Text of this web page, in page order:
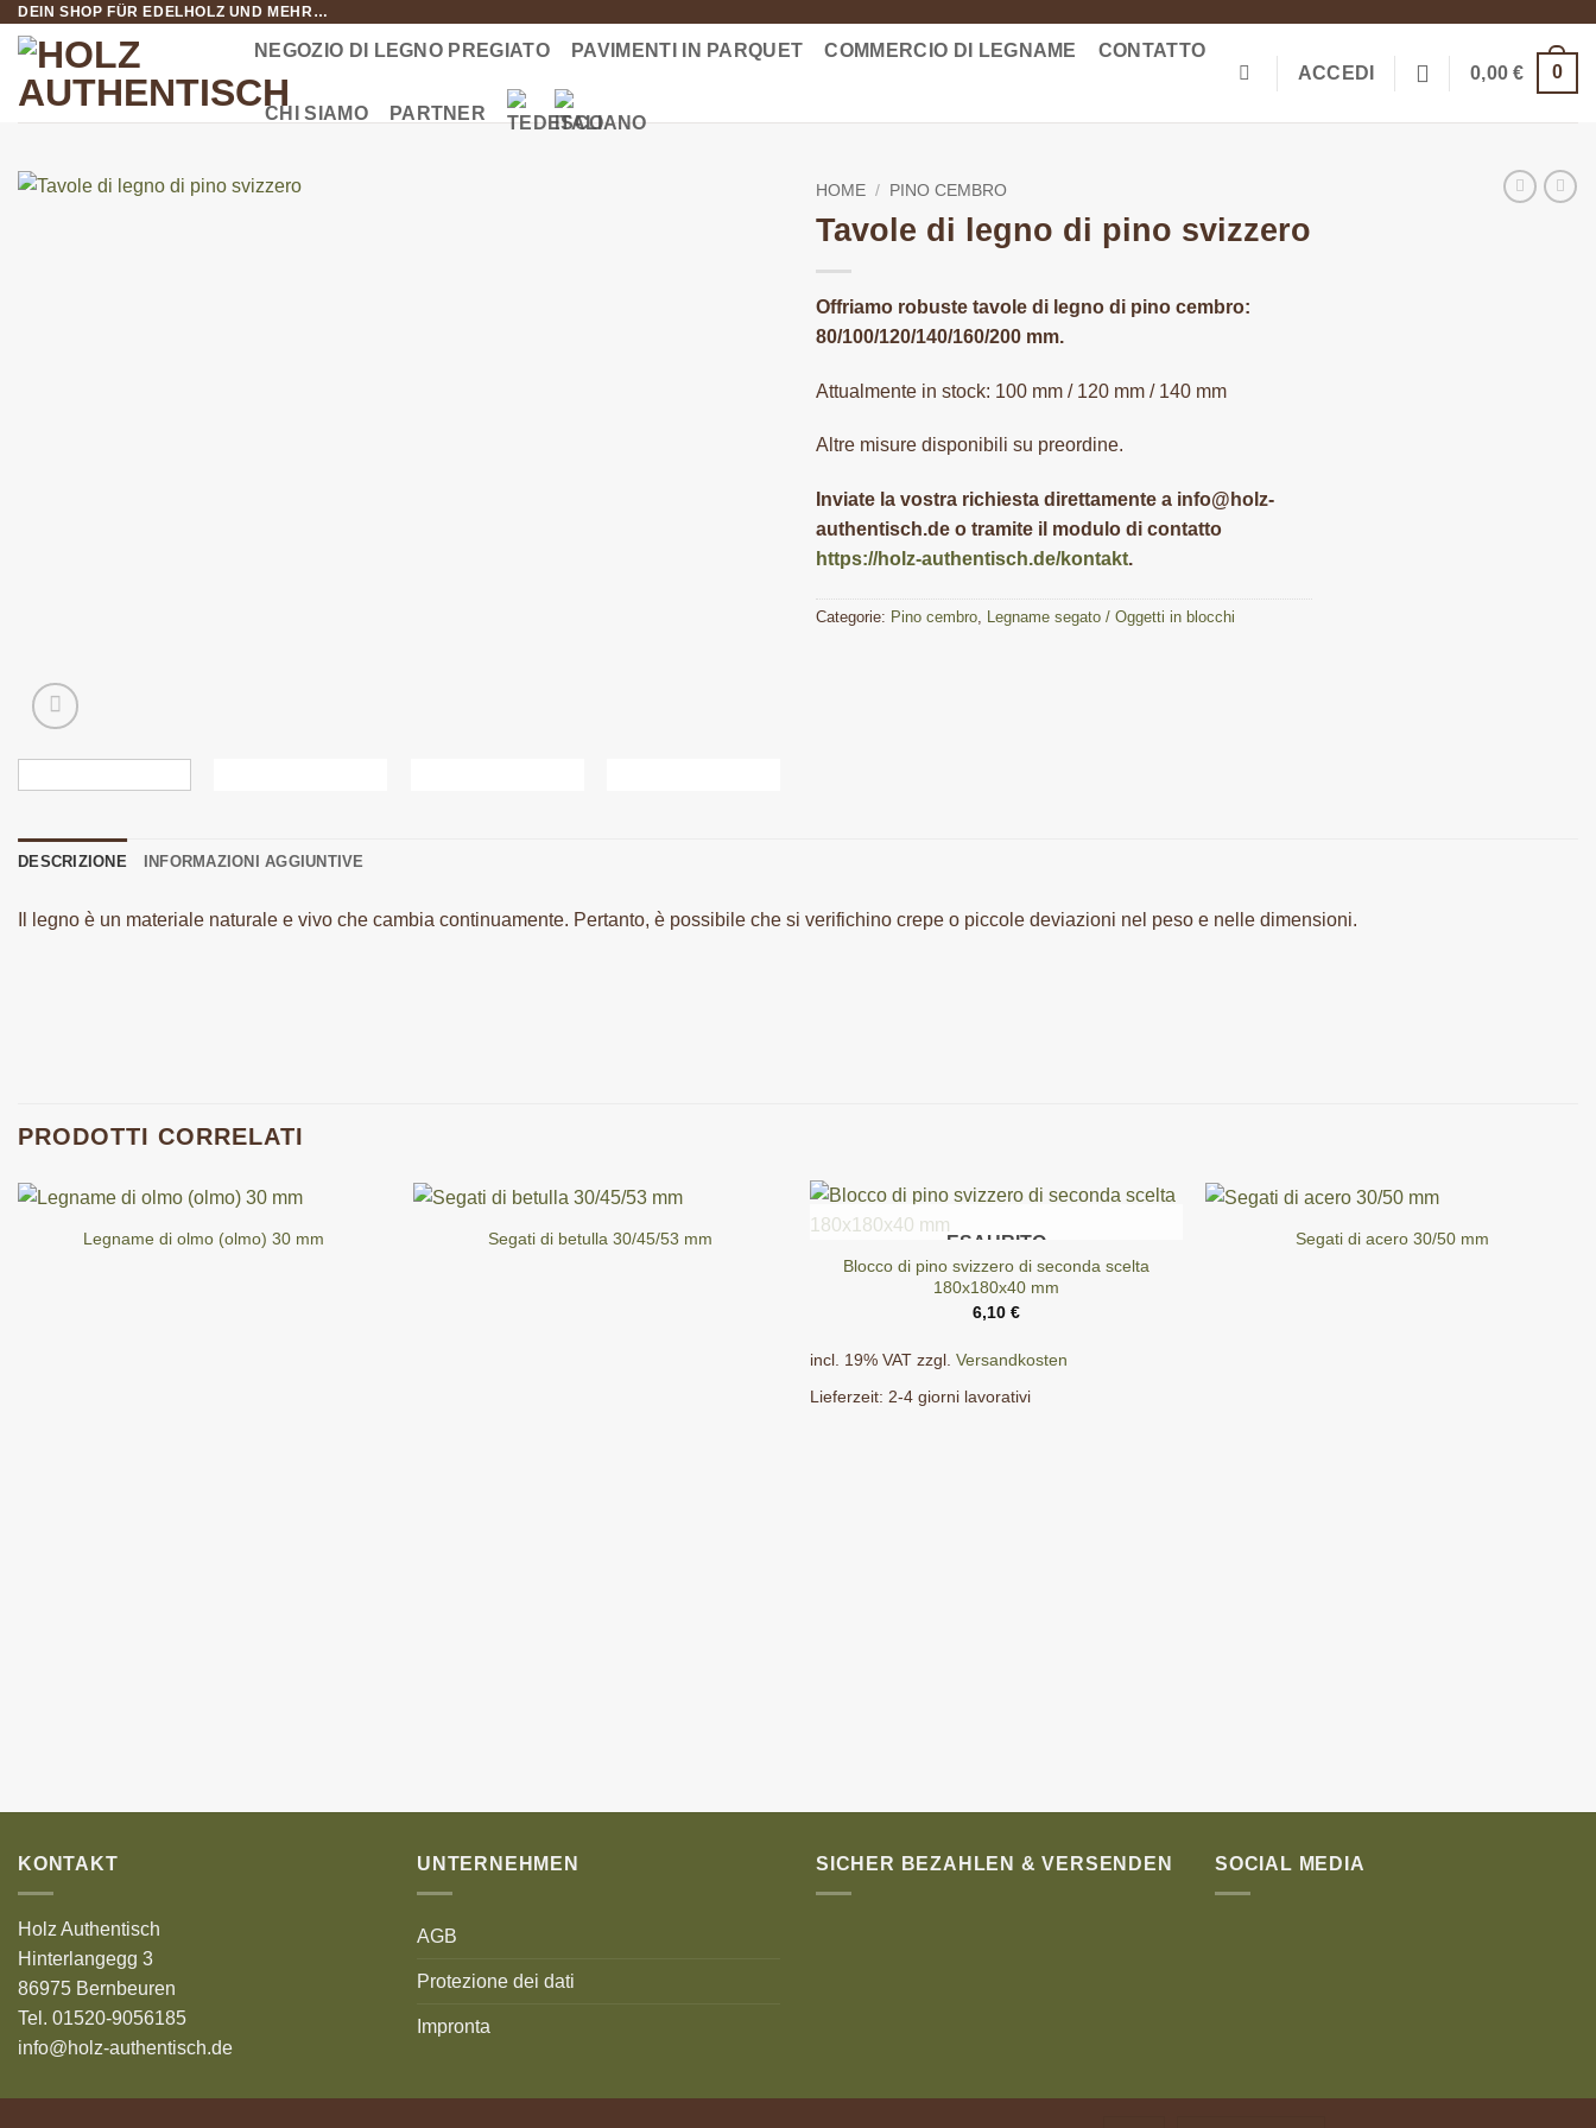
Salta
contenuti
DEIN SHOP FÜR EDELHOLZ UND MEHR…
NEGOZIO DI LEGNO PREGIATO PAVIMENTI IN PARQUET COMMERCIO DI LEGNAME CONTATTO
CHI SIAMO PARTNER
ACCEDI 0,00€ 0
HOME / PINO CEMBRO
Tavole di legno di pino svizzero
Offriamo robuste tavole di legno di pino cembro:
80/100/120/140/160/200 mm.
Attualmente in stock: 100 mm / 120 mm / 140 mm
Altre misure disponibili su preordine.
Inviate la vostra richiesta direttamente a info@holz-
authentisch.de o tramite il modulo di contatto
https://holz-authentisch.de/kontakt.
Categorie: Pino cembro Legname segato / Oggetti in blocchi
DESCRIZIONE INFORMAZIONI AGGIUNTIVE
Il legno è un materiale naturale e vivo che cambia continuamente. Pertanto, è possibile che si verifichino crepe o piccole deviazioni nel peso e nelle dimensioni.
PRODOTTI CORRELATI
Legname di olmo (olmo) 30 mm Segati di betulla 30/45/53 mm ESAURITO
Blocco di pino svizzero di seconda scelta
180x180x40 mm
6,10 €
incl. 19% VAT zzgl. Versandkosten
Lieferzeit: 2-4 giorni lavorativi
Segati di acero 30/50 mm
KONTAKT
Holz Authentisch
Hinterlangegg 3
86975 Bernbeuren
Tel. 01520-9056185
info@holz-authentisch.de
UNTERNEHMEN
AGB
Protezione dei dati
Impronta
SICHER BEZAHLEN & VERSENDEN SOCIAL MEDIA